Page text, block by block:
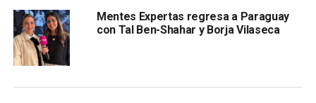
Mentes Expertas regresa a Paraguay
con Tal Ben-Shahar y Borja Vilaseca